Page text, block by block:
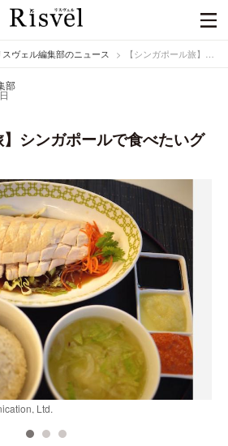
スヴェル編集部のニュース 【シンガポール旅】シンガポールで食べたいグルメTOP3
部
】シンガポールで食べたいグ
Ltd.